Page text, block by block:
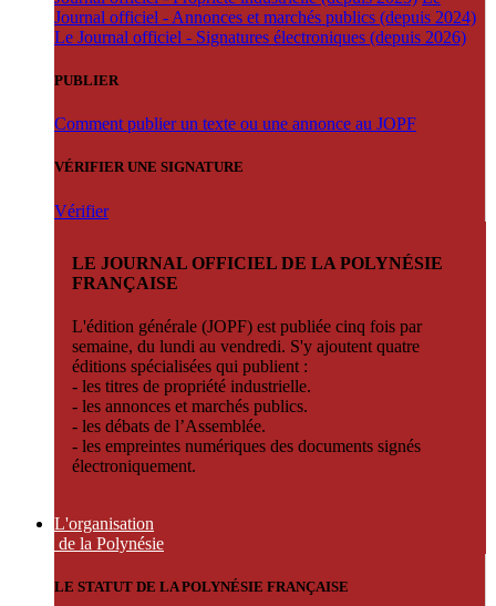
Journal officiel - Annonces et marchés publics (depuis 2024)
Le Journal officiel - Signatures électroniques (depuis 2026)
PUBLIER
Comment publier un texte ou une annonce au JOPF
VÉRIFIER UNE SIGNATURE
Vérifier
LE JOURNAL OFFICIEL DE LA POLYNÉSIE
FRANÇAISE
L'édition générale (JOPF) est publiée cinq fois par
semaine, du lundi au vendredi. S'y ajoutent quatre
éditions spécialisées qui publient :
- les titres de propriété industrielle.
- les annonces et marchés publics.
- les débats de l’Assemblée.
- les empreintes numériques des documents signés
électroniquement.
L'organisation
de la Polynésie
LE STATUT DE LA POLYNÉSIE FRANÇAISE